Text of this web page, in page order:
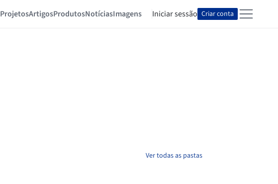
ProjetosArtigosProdutosNotíciasImagens Iniciar sessão Criar conta
Ver todas as pastas